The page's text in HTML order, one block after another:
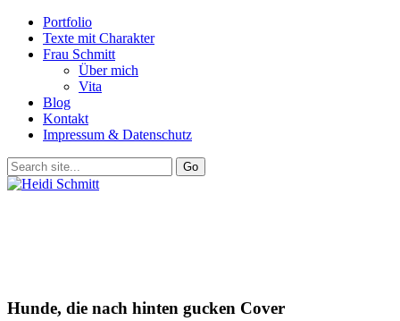
Portfolio
Texte mit Charakter
Frau Schmitt
Über mich
Vita
Blog
Kontakt
Impressum & Datenschutz
Hunde, die nach hinten gucken Cover